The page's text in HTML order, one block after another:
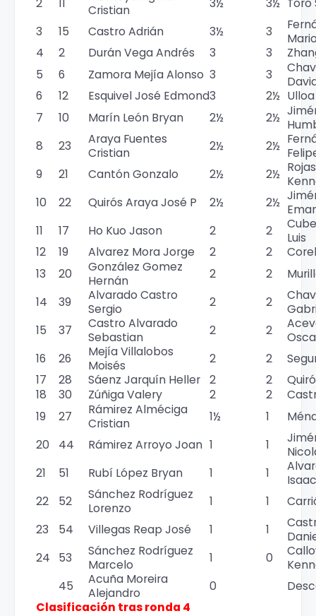
Cristian
3
15 Castro Adrián 3½ 3
4
2 Durán Vega Andrés 3 3
5
6 Zamora Mejía Alonso 3 3
6
12 Esquivel José Edmond3 2½
7
10 Marín León Bryan 2½ 2½
8
23
Araya Fuentes
Cristian
2½ 2½
9
21 Cantón Gonzalo 2½ 2½
10
22 Quirós Araya José P 2½ 2½
11
17 Ho Kuo Jason 2 2
Luis
12
19 Alvarez Mora Jorge 2 2
13
20
González Gomez
Hernán
2 2
14
39
Alvarado Castro
Sergio
2 2
15
37
Castro Alvarado
Sebastian
2 2
16
26
Mejía Villalobos
Moisés
2 2
17
28 Sáenz Jarquín Heller 2 2
18
30 Zúñiga Valery 2 2
19
27
Rámirez Alméciga
Cristian
1½ 1
20
44 Rámirez Arroyo Joan 1 1
21
51 Rubí López Bryan 1 1
Isaac
22
52
Sánchez Rodríguez
Lorenzo
1 1
23
54 Villegas Reap José 1 1
24
53
Sánchez Rodríguez
Marcelo
1 0
45
Acuña Moreira
Alejandro
0
Clasificación tras ronda 4